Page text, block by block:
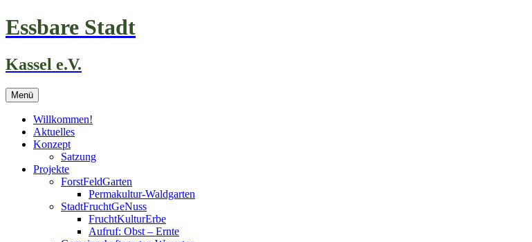
Zum
Inhalt
Essbare Stadt
Kassel e.V.
Menü
Willkommen!
Aktuelles
Konzept
Satzung
Projekte
ForstFeldGarten
Permakultur-Waldgarten
StadtFruchtGeNuss
FruchtKulturErbe
Aufruf: Obst – Ernte